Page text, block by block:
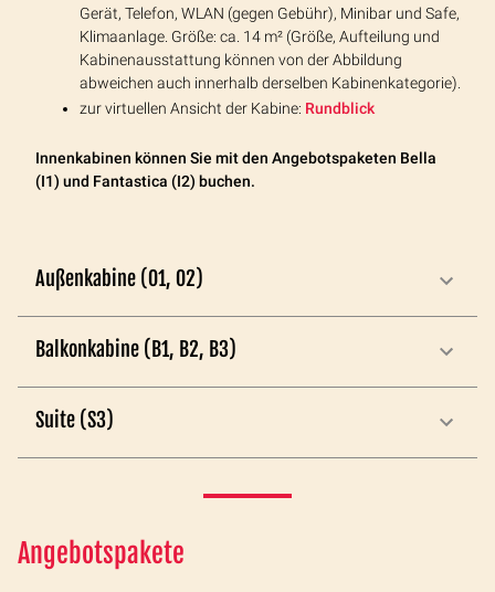
Gerät, Telefon, WLAN (gegen Gebühr), Minibar und Safe,
Klimaanlage. Größe: ca. 14 m² (Größe, Aufteilung und
Kabinenausstattung können von der Abbildung
abweichen auch innerhalb derselben Kabinenkategorie).
zur virtuellen Ansicht der Kabine: Rundblick
Innenkabinen können Sie mit den Angebotspaketen Bella
(I1) und Fantastica (I2) buchen.
Außenkabine (O1, O2)
Balkonkabine (B1, B2, B3)
Suite (S3)
Angebotspakete